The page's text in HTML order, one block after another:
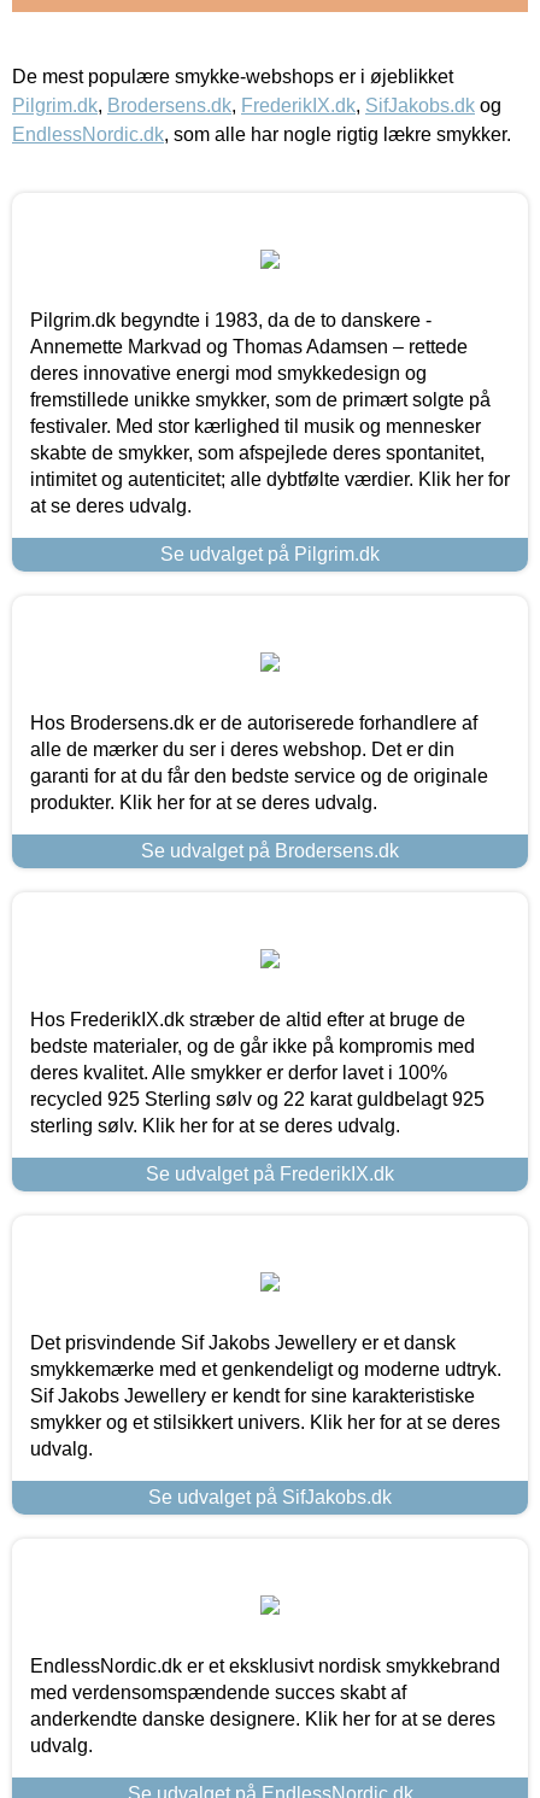
De mest populære smykke-webshops er i øjeblikket
Pilgrim.dk, Brodersens.dk, FrederikIX.dk, SifJakobs.dk og
EndlessNordic.dk, som alle har nogle rigtig lækre smykker.
Pilgrim.dk begyndte i 1983, da de to danskere -
Annemette Markvad og Thomas Adamsen – rettede
deres innovative energi mod smykkedesign og
fremstillede unikke smykker, som de primært solgte på
festivaler. Med stor kærlighed til musik og mennesker
skabte de smykker, som afspejlede deres spontanitet,
intimitet og autenticitet; alle dybtfølte værdier. Klik her for
at se deres udvalg.
Se udvalget på Pilgrim.dk
Hos Brodersens.dk er de autoriserede forhandlere af
alle de mærker du ser i deres webshop. Det er din
garanti for at du får den bedste service og de originale
produkter. Klik her for at se deres udvalg.
Se udvalget på Brodersens.dk
Hos FrederikIX.dk stræber de altid efter at bruge de
bedste materialer, og de går ikke på kompromis med
deres kvalitet. Alle smykker er derfor lavet i 100%
recycled 925 Sterling sølv og 22 karat guldbelagt 925
sterling sølv. Klik her for at se deres udvalg.
Se udvalget på FrederikIX.dk
Det prisvindende Sif Jakobs Jewellery er et dansk
smykkemærke med et genkendeligt og moderne udtryk.
Sif Jakobs Jewellery er kendt for sine karakteristiske
smykker og et stilsikkert univers. Klik her for at se deres
udvalg.
Se udvalget på SifJakobs.dk
EndlessNordic.dk er et eksklusivt nordisk smykkebrand
med verdensomspændende succes skabt af
anderkendte danske designere. Klik her for at se deres
udvalg.
Se udvalget på EndlessNordic.dk